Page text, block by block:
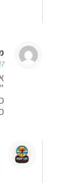
17 במרץ